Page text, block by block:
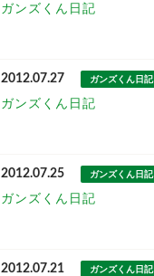
ガンズくん日記
2012.07.27 ガンズくん日記
ガンズくん日記
2012.07.25 ガンズくん日記
ガンズくん日記
2012.07.21 ガンズくん日記